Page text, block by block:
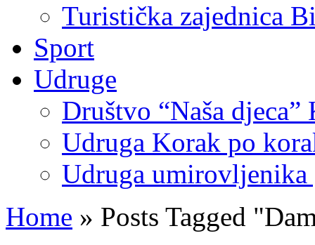
Turistička zajednica
Sport
Udruge
Društvo “Naša djeca”
Udruga Korak po
Udruga umirovljenika
Home » Posts Tagged "